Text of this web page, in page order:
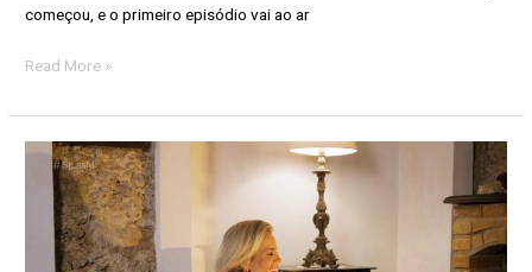
começou, e o primeiro episódio vai ao ar
Read More »
TV
Tribuna:
conclui
especial